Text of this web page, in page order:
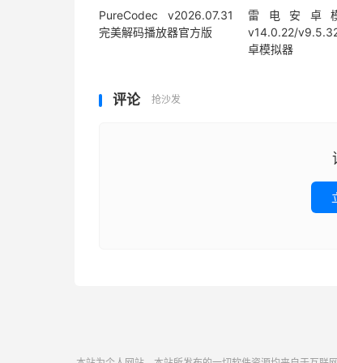
PureCodec v2026.07.31
完美解码播放器官方版
雷电安卓
v14.0.22/
卓模拟器
评论 抢沙发